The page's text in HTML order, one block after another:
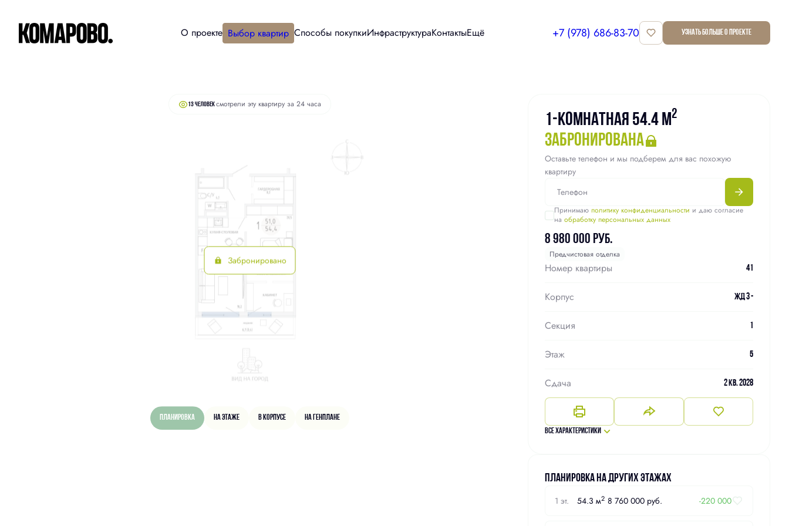
О проекте Выбор квартир Способы покупкиИнфраструктураКонтактыЕщё +7 (978) 686-83-70 Узнать больше о проекте
1-комнатная 54.4 м2 8 980 000 руб. Квартира забронирована
13 человексмотрели эту квартиру за 24 часа
Забронировано
Планировка На этаже В корпусе На генплане
1-комнатная 54.4 м2
забронирована
Оставьте телефон и мы подберем для вас похожую
квартиру
Принимаю политику конфиденциальности и даю согласие
на обработку персональных данных
8 980 000 руб.
Предчистовая отделка
Номер квартиры 41
Корпус ЖД 3 -
Секция 1
Этаж 5
Сдача 2 кв. 2028
Все характеристики
Планировка на других этажах
1 эт.
54.3 м2 8 760 000 руб. -220 000